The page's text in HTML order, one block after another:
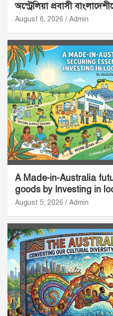
অস্ট্রেলিয়া প্রবাসী
August 6, 2026 Admin
A Made-in-Australia
goods by Investing in
August 5, 2026 Admin